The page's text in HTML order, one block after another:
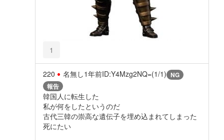
1
220 名無し1年前ID:Y4Mzg2NQ=(1/1) NG
報告
韓国人に転生した
私が何をしたというのだ
古代三韓の崇高な遺伝子を埋め込まれてしまった
死にたい